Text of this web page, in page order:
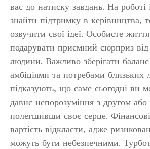
вас до натиску завдань. На роботі
знайти підтримку в керівництва,
озвучити свої ідеї. Особисте
подарувати приємний сюрприз від
людини. Важливо зберігати
амбіціями та потребами близьких
підказують, що саме сьогодні ви
давнє непорозуміння з другом
полегшивши своє серце.
вартість відкласти, адже
можуть бути небезпечними.